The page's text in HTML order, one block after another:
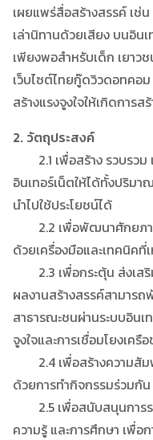
เผยแพร่สื่อสร้างสรรค์ เช่
เล่านิทานด้วยเสียง บนอิน
เพียงพอสำหรับเด็ก เยาว
เว็บไซต์ไทยกู๊ดวิวดอทคอม
สร้างแรงจูงใจให้เกิดการ
2. วัตถุประสงค์
2.1 เพื่อสร้าง รวบรวม
อินเทอร์เน็ตให้ได้ทั้งปริม
นำไปใช้ประโยชน์ได้
2.2 เพื่อพัฒนาศักยภาพ
ด้วยเครื่องมือและเทคนิคที่
2.3 เพื่อกระตุ้น ส่งเสริ
ผลงานสร้างสรรค์สามาร
สาธารณะชนผ่านระบบอินเ
จูงใจและการเชื่อมโยงเครื
2.4 เพื่อสร้างความสัม
ด้วยการทำกิจกรรมร่วมกัน
2.5 เพื่อสนับสนุนการร
ความรู้ และการศึกษา เพื่อ